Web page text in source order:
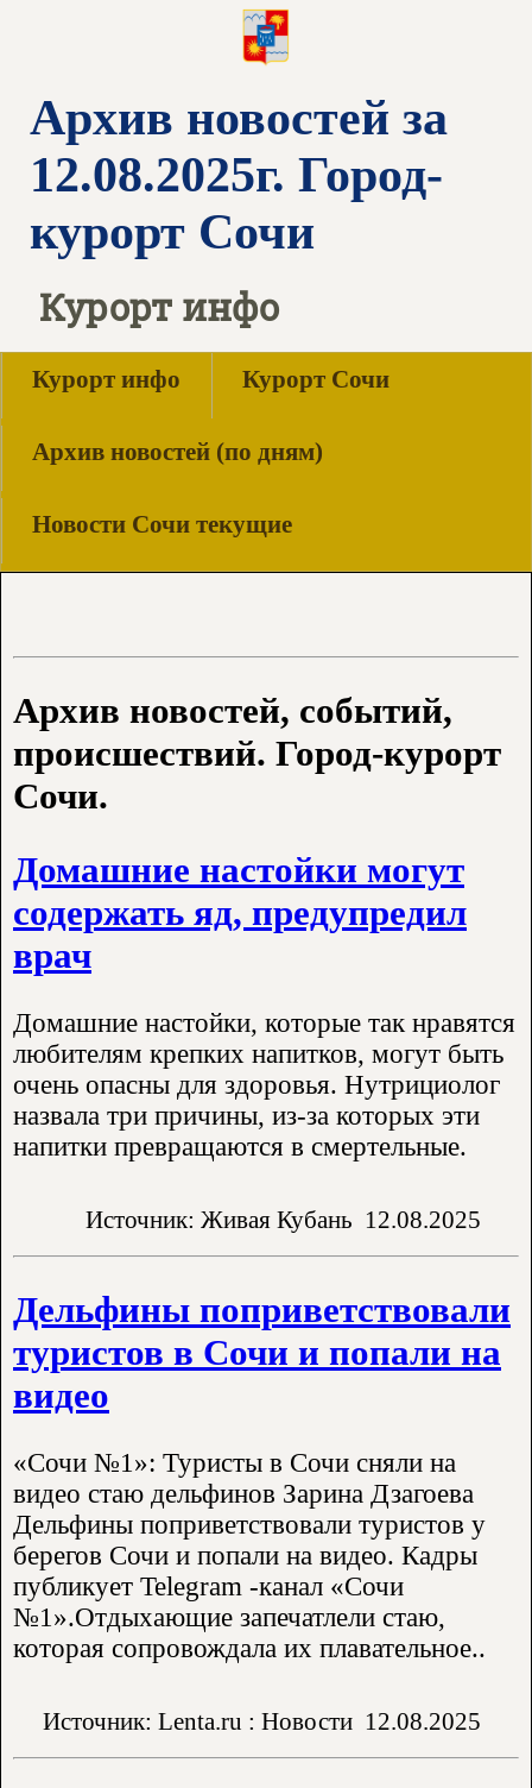
Архив новостей за
12.08.2025г. Город-
курорт Сочи
Курорт инфо
Курорт инфо Курорт Сочи
Архив новостей (по дням)
Новости Сочи текущие
Архив новостей, событий,
происшествий. Город-курорт
Сочи.
Домашние настойки могут
содержать яд, предупредил
врач
Домашние настойки, которые так нравятся
любителям крепких напитков, могут быть
очень опасны для здоровья. Нутрициолог
назвала три причины, из-за которых эти
напитки превращаются в смертельные.
Источник: Живая Кубань 12.08.2025
Дельфины поприветствовали
туристов в Сочи и попали на
видео
«Сочи №1»: Туристы в Сочи сняли на
видео стаю дельфинов Зарина Дзагоева
Дельфины поприветствовали туристов у
берегов Сочи и попали на видео. Кадры
публикует Telegram -канал «Сочи
№1».Отдыхающие запечатлели стаю,
которая сопровождала их плавательное..
Источник: Lenta.ru : Новости 12.08.2025